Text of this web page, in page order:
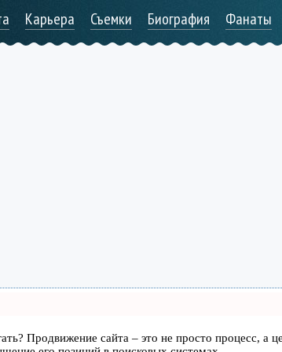
Карьера Съемки Биография Фанаты
Продвижение сайта – это не просто процесс, а